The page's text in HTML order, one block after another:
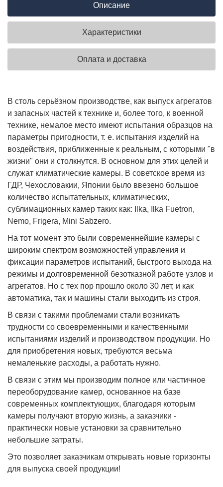
Описание
Характеристики
Оплата и доставка
В столь серьёзном производстве, как выпуск агрегатов
и запасных частей к технике и, более того, к военной
технике, немалое место имеют испытания образцов на
параметры пригодности, т. е. испытания изделий на
воздействия, приближенные к реальным, с которыми "в
жизни" они и столкнутся. В основном для этих целей и
служат климатические камеры. В советское время из
ГДР, Чехословакии, Японии было ввезено большое
количество испытательных, климатических,
сублимационных камер таких как: Ilka, Ilka Fuetron,
Nemo, Frigera, Mini Sabzero.
На тот момент это были современнейшие камеры с
широким спектром возможностей управления и
фиксации параметров испытаний, быстрого выхода на
режимы и долговременной безотказной работе узлов и
агрегатов. Но с тех пор прошло около 30 лет, и как
автоматика, так и машины стали выходить из строя.
В связи с такими проблемами стали возникать
трудности со своевременными и качественными
испытаниями изделий и производством продукции. Но
для приобретения новых, требуются весьма
немаленькие расходы, а работать нужно.
В связи с этим мы производим полное или частичное
переоборудование камер, основанное на базе
современных комплектующих, благодаря которым
камеры получают вторую жизнь, а заказчики -
практически новые установки за сравнительно
небольшие затраты.
Это позволяет заказчикам открывать новые горизонты
для выпуска своей продукции!